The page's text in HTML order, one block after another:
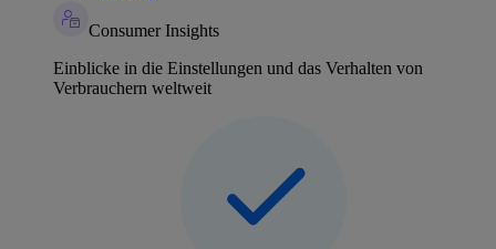
Consumer Insights
Einblicke in die Einstellungen und das Verhalten von
Verbrauchern weltweit